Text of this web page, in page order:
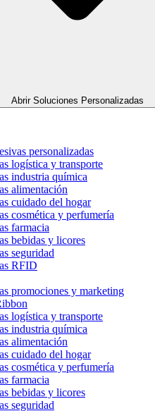
Abrir Soluciones Personalizadas
personalizadas
logística y transporte
industria química
alimentación
cuidado del hogar
cosmética y perfumería
farmacia
bebidas y licores
seguridad
RFID
promociones y marketing
logística y transporte
industria química
alimentación
cuidado del hogar
cosmética y perfumería
farmacia
bebidas y licores
seguridad